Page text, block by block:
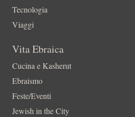
Tecnologia
Viaggi
Vita Ebraica
Cucina e Kasherut
Ebraismo
Feste/Eventi
Jewish in the City